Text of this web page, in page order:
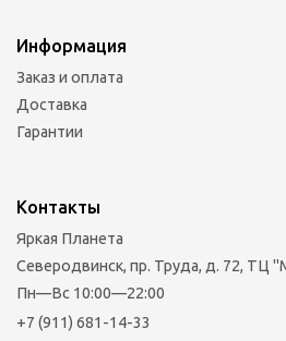
Информация
Заказ и оплата
Доставка
Гарантии
Контакты
Яркая Планета
Северодвинск, пр. Труда, д. 72, ТЦ
Пн—Вс 10:00—22:00
+7 (911) 681-14-33